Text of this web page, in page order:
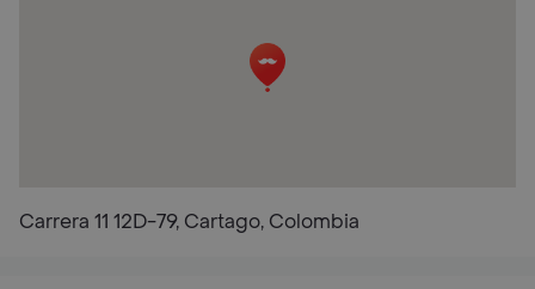
Carrera 11 12D-79, Cartago, Colombia